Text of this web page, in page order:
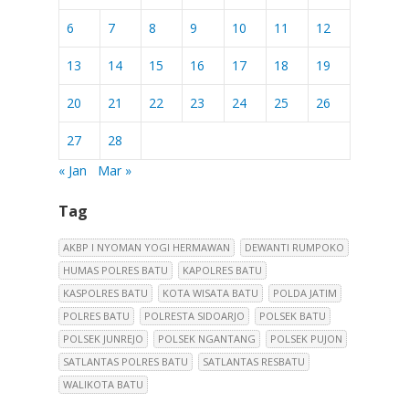
6 7 8 9 10 11 12
13 14 15 16 17 18 19
20 21 22 23 24 25 26
27
28
« Jan
Mar »
Tag
AKBP I NYOMAN YOGI HERMAWAN
DEWANTI RUMPOKO
HUMAS POLRES BATU
KAPOLRES BATU
KASPOLRES BATU
KOTA WISATA BATU
POLDA JATIM
POLRES BATU
POLRESTA SIDOARJO
POLSEK BATU
POLSEK JUNREJO
POLSEK NGANTANG
POLSEK PUJON
SATLANTAS POLRES BATU
SATLANTAS RESBATU
WALIKOTA BATU